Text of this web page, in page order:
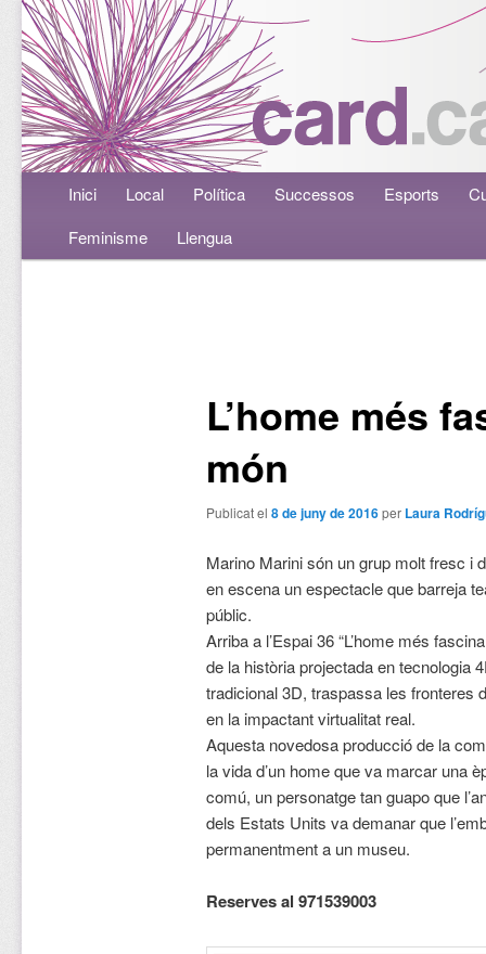
Menú principalAneu al contingut principal
Aneu al contingut secundari
Inici Local Política Successos Esports
Feminisme
Llengua
L’home més
món
Publicat el 8 de juny de 2016per Laura
Marino Marini són un grup molt fresc i
en escena un espectacle que barreja
públic.
Arriba a l’Espai 36 “L’home més
de la història projectada en tecnologia
tradicional 3D, traspassa les fronteres
en la impactant virtualitat real.
Aquesta novedosa producció de la
la vida d’un home que va marcar una
comú, un personatge tan guapo que
dels Estats Units va demanar que
permanentment a un museu.
Reserves al 971539003